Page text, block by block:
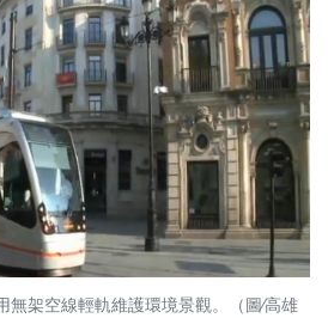
無架空線輕軌維護環境景觀。（圖∕高雄